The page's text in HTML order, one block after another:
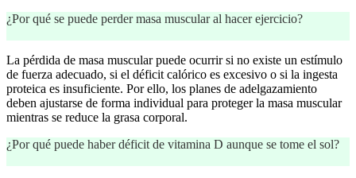
¿Por qué se puede perder masa muscular al hacer ejercicio?
La pérdida de masa muscular puede ocurrir si no existe un estímulo
de fuerza adecuado, si el déficit calórico es excesivo o si la ingesta
proteica es insuficiente. Por ello, los planes de adelgazamiento
deben ajustarse de forma individual para proteger la masa muscular
mientras se reduce la grasa corporal.
¿Por qué puede haber déficit de vitamina D aunque se tome el sol?